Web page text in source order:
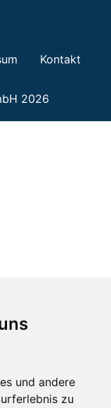
und andere
zu
Kontakt
2026